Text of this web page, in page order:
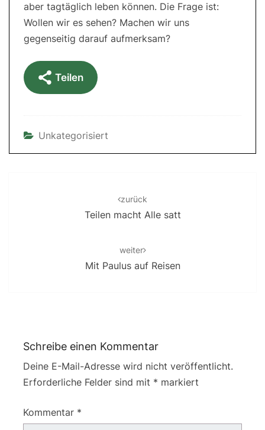
aber tagtäglich leben können. Die Frage ist:
Wollen wir es sehen? Machen wir uns
gegenseitig darauf aufmerksam?
Teilen
Unkategorisiert
zurück
Teilen macht Alle satt
weiter
Mit Paulus auf Reisen
Schreibe einen Kommentar
Deine E-Mail-Adresse wird nicht veröffentlicht.
Erforderliche Felder sind mit * markiert
Kommentar *